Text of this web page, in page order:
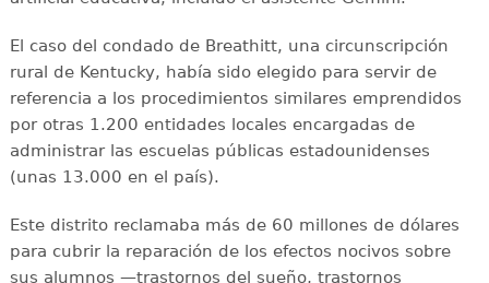
El caso del condado de Breathitt, una circunscripción
rural de Kentucky, había sido elegido para servir de
referencia a los procedimientos similares emprendidos
por otras 1.200 entidades locales encargadas de
administrar las escuelas públicas estadounidenses
(unas 13.000 en el país).
Este distrito reclamaba más de 60 millones de dólares
para cubrir la reparación de los efectos nocivos sobre
sus alumnos —trastornos del sueño, trastornos